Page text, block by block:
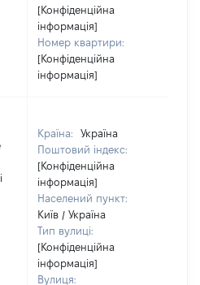
[Конфіденційна
інформація]
Номер квартири:
[Конфіденційна
інформація]
Країна:
Україна
Поштовий індекс:
[Конфіденційна
інформація]
Населений пункт:
Київ / Україна
Тип вулиці:
[Конфіденційна
інформація]
Вулиця: